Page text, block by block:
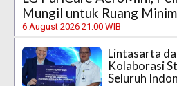
Mungil untuk Ruang
6 August 2026 21:00 WIB
Lintasarta
Kolaborasi
Seluruh